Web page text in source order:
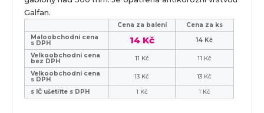
Galfan.
Cena za balení
Cena za ks
Maloobchodní cena
s DPH 14 Kč
14 Kč
Velkoobchodní cena
bez DPH 11 Kč
11 Kč
Velkoobchodní cena
s DPH 13 Kč
13 Kč
s IČ ušetříte s DPH
1 Kč 1 Kč